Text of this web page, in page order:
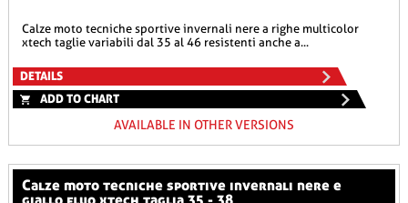
calze moto tecniche sportive invernali nere a righe multicolor
xtech taglie variabili dal 35 al 46 resistenti anche a...
DETAILS
ADD TO CHART
AVAILABLE IN OTHER VERSIONS
calze moto tecniche sportive invernali nere e
giallo fluo xtech taglia 35 - 38